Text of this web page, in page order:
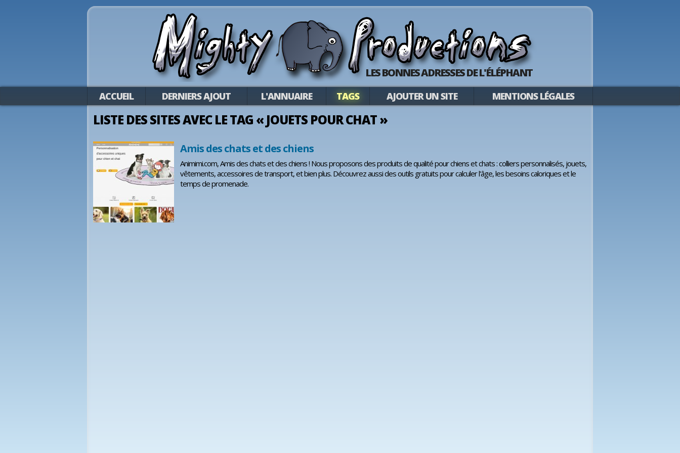
LES BONNES ADRESSES DE L'ÉLÉPHANT
ACCUEIL DERNIERS AJOUT L'ANNUAIRE TAGS AJOUTER UN SITE MENTIONS LÉGALES
LISTE DES SITES AVEC LE TAG « JOUETS POUR CHAT »
Amis des chats et des chiens
Animimi.com, Amis des chats et des chiens ! Nous proposons des produits de qualité pour chiens et chats : colliers personnalisés, jouets,
vêtements, accessoires de transport, et bien plus. Découvrez aussi des outils gratuits pour calculer l'âge, les besoins caloriques et le
temps de promenade.